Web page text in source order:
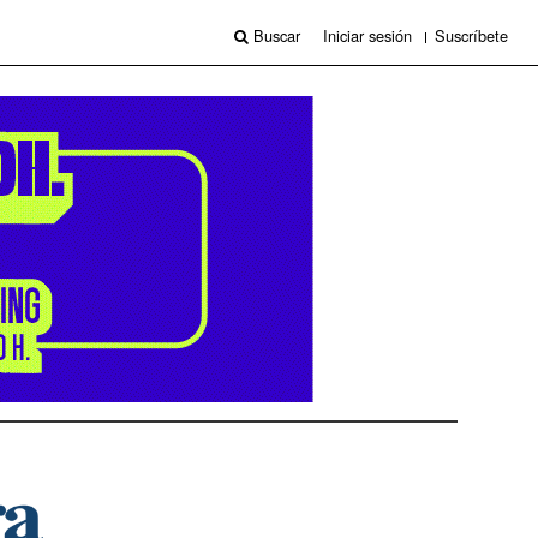
Buscar Iniciar sesión Suscríbete